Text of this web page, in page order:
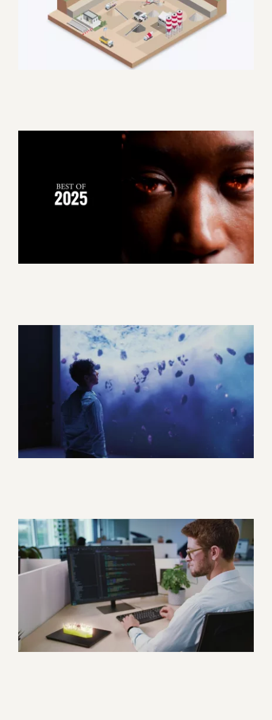
DAP ?
Corporate Motion design
Best of 2025 Colibri Vidéo
Motion design
Linksium – Cérémonie
DeepImpact 2025
Corporate Evénement Promotionnel
Straton Automation – Vidéo
de présentation
Corporate Motion design